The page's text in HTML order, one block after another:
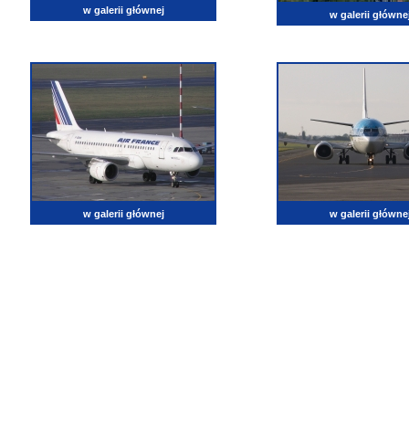
w galerii głównej w galerii
w galerii głównej w galerii